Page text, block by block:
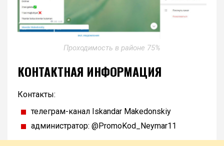
Проходимость в районе 75%
КОНТАКТНАЯ ИНФОРМАЦИЯ
Контакты:
телеграм-канал Iskandar Makedonskiy
администратор: @PromoKod_Neymar11